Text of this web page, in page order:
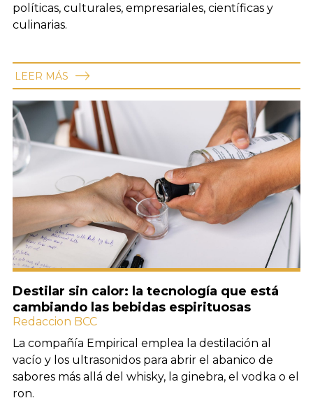
políticas, culturales, empresariales, científicas y
culinarias.
LEER MÁS
Destilar sin calor: la tecnología que está
cambiando las bebidas espirituosas
Redaccion BCC
La compañía Empirical emplea la destilación al
vacío y los ultrasonidos para abrir el abanico de
sabores más allá del whisky, la ginebra, el vodka o el
ron.